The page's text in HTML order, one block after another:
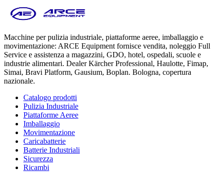
Macchine per pulizia industriale, piattaforme aeree, imballaggio e
movimentazione: ARCE Equipment fornisce vendita, noleggio Full
Service e assistenza a magazzini, GDO, hotel, ospedali, scuole e
industrie alimentari. Dealer Kärcher Professional, Haulotte, Fimap,
Simai, Bravi Platform, Gausium, Boplan. Bologna, copertura
nazionale.
Catalogo prodotti
Pulizia Industriale
Piattaforme Aeree
Imballaggio
Movimentazione
Caricabatterie
Batterie Industriali
Sicurezza
Ricambi